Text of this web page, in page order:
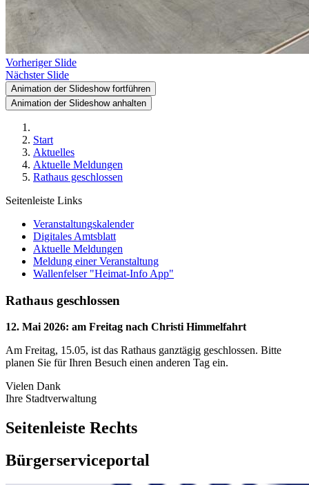
Vorheriger Slide
Nächster Slide
Animation der Slideshow fortführen
Animation der Slideshow anhalten
Start
Aktuelles
Aktuelle Meldungen
Rathaus geschlossen
Seitenleiste Links
Veranstaltungskalender
Digitales Amtsblatt
Aktuelle Meldungen
Meldung einer Veranstaltung
Wallenfelser "Heimat-Info App"
Rathaus geschlossen
12. Mai 2026: am Freitag nach Christi Himmelfahrt
Am Freitag, 15.05, ist das Rathaus ganztägig geschlossen. Bitte
planen Sie für Ihren Besuch einen anderen Tag ein.
Vielen Dank
Ihre Stadtverwaltung
Seitenleiste Rechts
Bürgerserviceportal